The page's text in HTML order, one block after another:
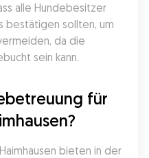
alle Hundebesitzer
bestätigen sollten, um
da die
sein kann.
für
bieten in der